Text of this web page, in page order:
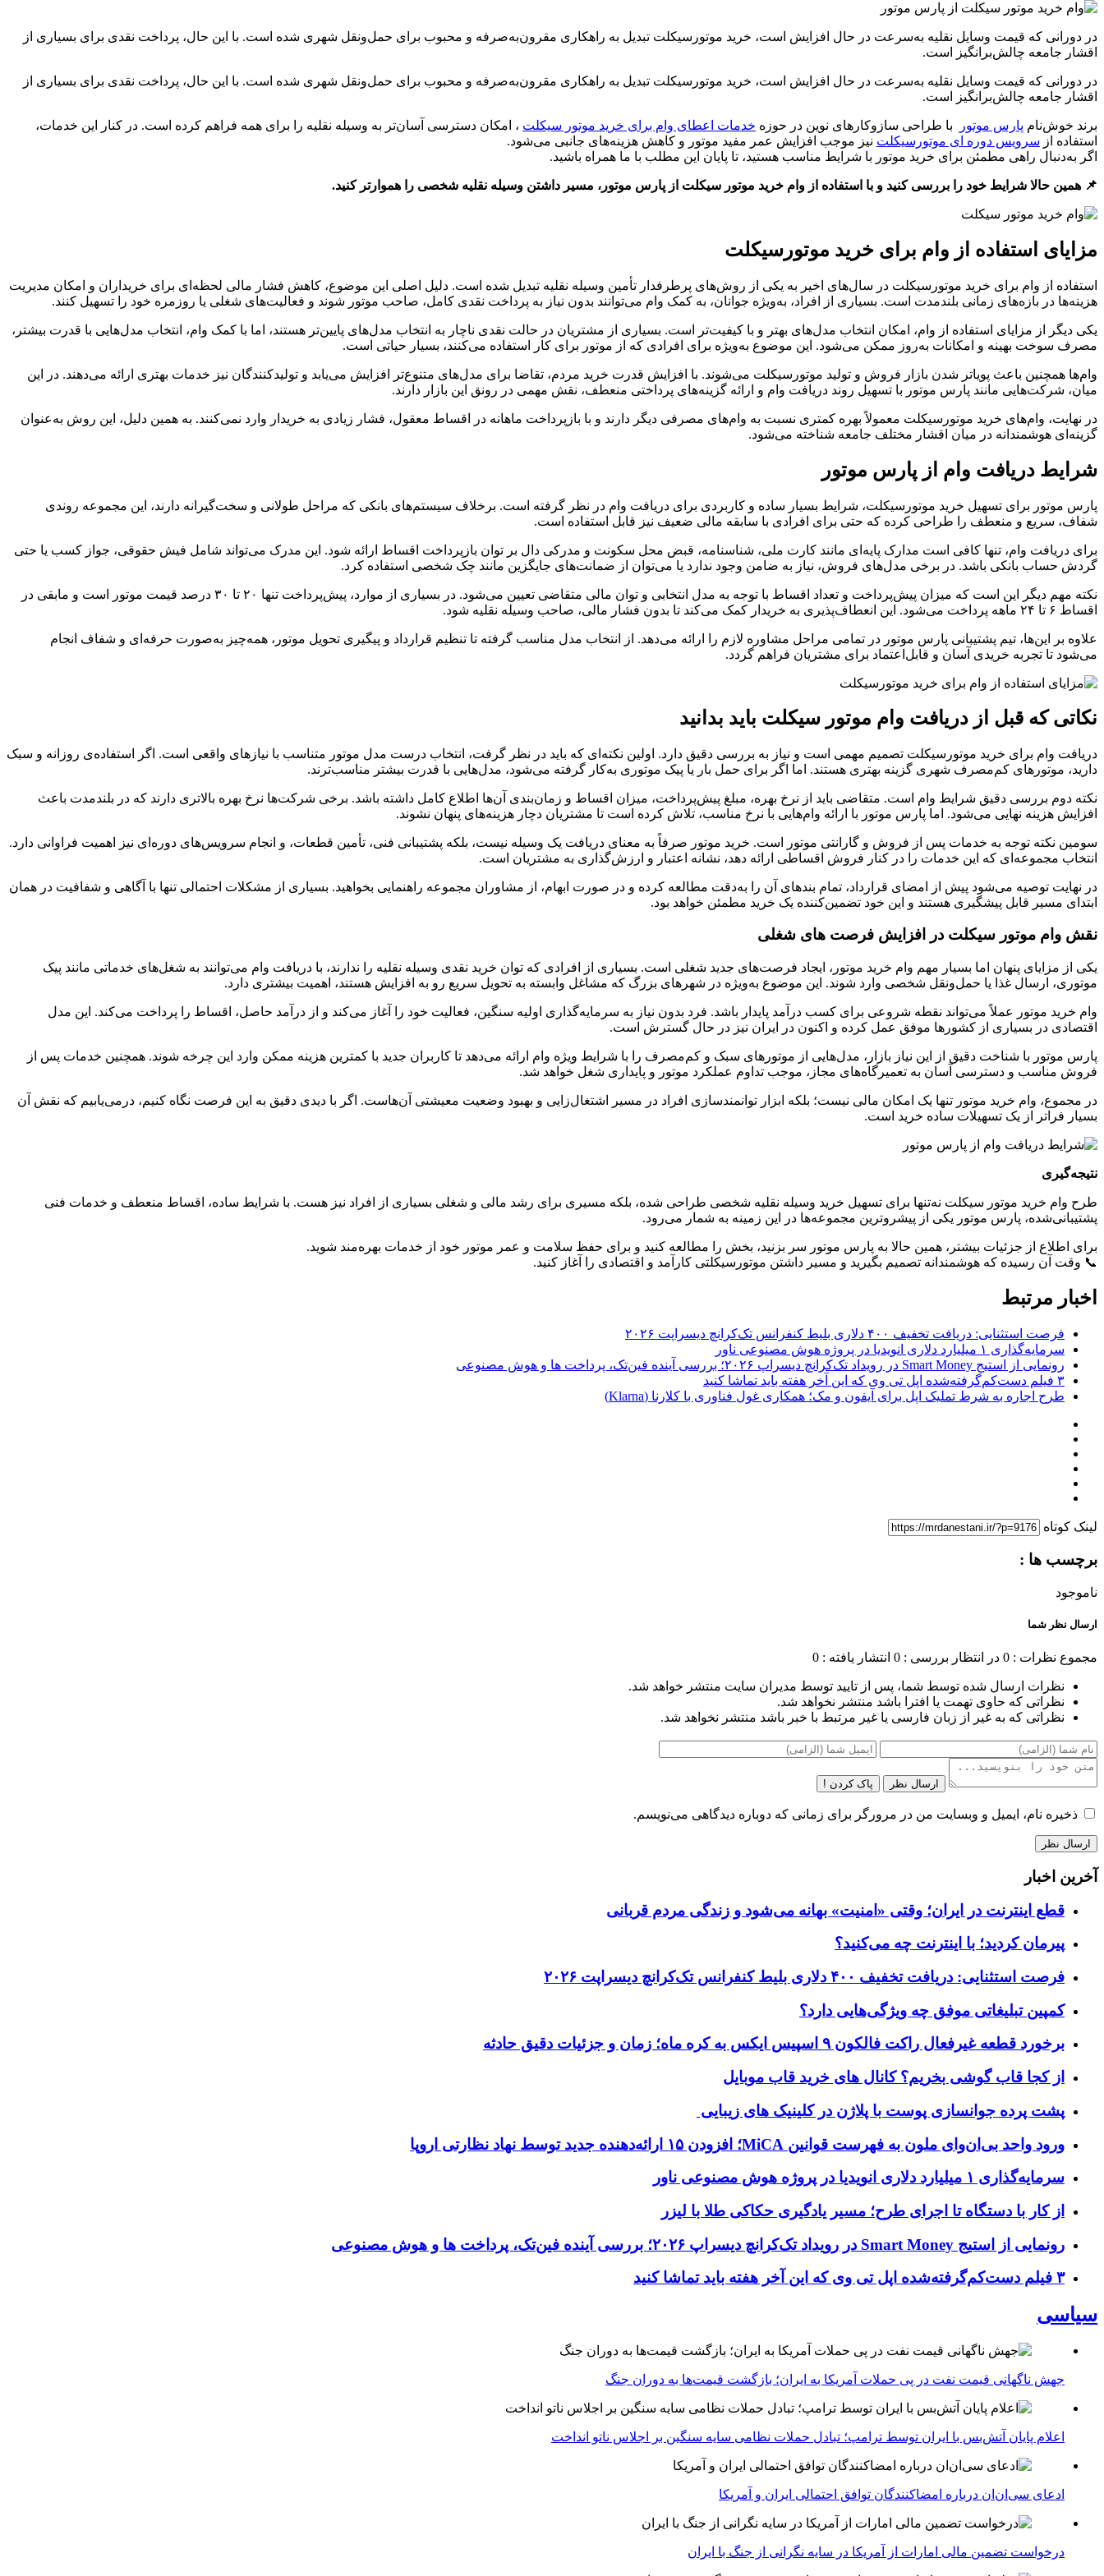
در دورانی که قیمت وسایل نقلیه به‌سرعت در حال افزایش است، خرید موتورسیکلت تبدیل به راهکاری مقرون‌به‌صرفه و محبوب برای حمل‌ونقل شهری شده است. با این حال، پرداخت نقدی برای بسیاری از
اقشار جامعه چالش‌برانگیز است.
در دورانی که قیمت وسایل نقلیه به‌سرعت در حال افزایش است، خرید موتورسیکلت تبدیل به راهکاری مقرون‌به‌صرفه و محبوب برای حمل‌ونقل شهری شده است. با این حال، پرداخت نقدی برای بسیاری از
اقشار جامعه چالش‌برانگیز است.
برند خوش‌نام پارس موتور با طراحی سازوکارهای نوین در حوزه خدمات اعطای وام برای خرید موتور سیکلت ، امکان دسترسی آسان‌تر به وسیله نقلیه را برای همه فراهم کرده است. در کنار این خدمات،
استفاده از سرویس دوره‌ ای موتورسیکلت نیز موجب افزایش عمر مفید موتور و کاهش هزینه‌های جانبی می‌شود.
اگر به‌دنبال راهی مطمئن برای خرید موتور با شرایط مناسب هستید، تا پایان این مطلب با ما همراه باشید.
📌 همین حالا شرایط خود را بررسی کنید و با استفاده از وام خرید موتور سیکلت از پارس موتور، مسیر داشتن وسیله نقلیه شخصی را هموارتر کنید.
مزایای استفاده از وام برای خرید موتورسیکلت
استفاده از وام برای خرید موتورسیکلت در سال‌های اخیر به یکی از روش‌های پرطرفدار تأمین وسیله نقلیه تبدیل شده است. دلیل اصلی این موضوع، کاهش فشار مالی لحظه‌ای برای خریداران و امکان مدیریت
هزینه‌ها در بازه‌های زمانی بلندمدت است. بسیاری از افراد، به‌ویژه جوانان، به کمک وام می‌توانند بدون نیاز به پرداخت نقدی کامل، صاحب موتور شوند و فعالیت‌های شغلی یا روزمره خود را تسهیل کنند.
یکی دیگر از مزایای استفاده از وام، امکان انتخاب مدل‌های بهتر و با کیفیت‌تر است. بسیاری از مشتریان در حالت نقدی ناچار به انتخاب مدل‌های پایین‌تر هستند، اما با کمک وام، انتخاب مدل‌هایی با قدرت بیشتر،
مصرف سوخت بهینه و امکانات به‌روز ممکن می‌شود. این موضوع به‌ویژه برای افرادی که از موتور برای کار استفاده می‌کنند، بسیار حیاتی است.
وام‌ها همچنین باعث پویاتر شدن بازار فروش و تولید موتورسیکلت می‌شوند. با افزایش قدرت خرید مردم، تقاضا برای مدل‌های متنوع‌تر افزایش می‌یابد و تولیدکنندگان نیز خدمات بهتری ارائه می‌دهند. در این
میان، شرکت‌هایی مانند پارس موتور با تسهیل روند دریافت وام و ارائه گزینه‌های پرداختی منعطف، نقش مهمی در رونق این بازار دارند.
در نهایت، وام‌های خرید موتورسیکلت معمولاً بهره کمتری نسبت به وام‌های مصرفی دیگر دارند و با بازپرداخت ماهانه در اقساط معقول، فشار زیادی به خریدار وارد نمی‌کنند. به همین دلیل، این روش به‌عنوان
گزینه‌ای هوشمندانه در میان اقشار مختلف جامعه شناخته می‌شود.
شرایط دریافت وام از پارس موتور
پارس موتور برای تسهیل خرید موتورسیکلت، شرایط بسیار ساده و کاربردی برای دریافت وام در نظر گرفته است. برخلاف سیستم‌های بانکی که مراحل طولانی و سخت‌گیرانه دارند، این مجموعه روندی
شفاف، سریع و منعطف را طراحی کرده که حتی برای افرادی با سابقه مالی ضعیف نیز قابل استفاده است.
برای دریافت وام، تنها کافی است مدارک پایه‌ای مانند کارت ملی، شناسنامه، قبض محل سکونت و مدرکی دال بر توان بازپرداخت اقساط ارائه شود. این مدرک می‌تواند شامل فیش حقوقی، جواز کسب یا حتی
گردش حساب بانکی باشد. در برخی مدل‌های فروش، نیاز به ضامن وجود ندارد یا می‌توان از ضمانت‌های جایگزین مانند چک شخصی استفاده کرد.
نکته مهم دیگر این است که میزان پیش‌پرداخت و تعداد اقساط با توجه به مدل انتخابی و توان مالی متقاضی تعیین می‌شود. در بسیاری از موارد، پیش‌پرداخت تنها ۲۰ تا ۳۰ درصد قیمت موتور است و مابقی در
اقساط ۶ تا ۲۴ ماهه پرداخت می‌شود. این انعطاف‌پذیری به خریدار کمک می‌کند تا بدون فشار مالی، صاحب وسیله نقلیه شود.
علاوه بر این‌ها، تیم پشتیبانی پارس موتور در تمامی مراحل مشاوره لازم را ارائه می‌دهد. از انتخاب مدل مناسب گرفته تا تنظیم قرارداد و پیگیری تحویل موتور، همه‌چیز به‌صورت حرفه‌ای و شفاف انجام
می‌شود تا تجربه خریدی آسان و قابل‌اعتماد برای مشتریان فراهم گردد.
نکاتی که قبل از دریافت وام موتور سیکلت باید بدانید
دریافت وام برای خرید موتورسیکلت تصمیم مهمی است و نیاز به بررسی دقیق دارد. اولین نکته‌ای که باید در نظر گرفت، انتخاب درست مدل موتور متناسب با نیازهای واقعی است. اگر استفاده‌ی روزانه و سبک
دارید، موتورهای کم‌مصرف شهری گزینه بهتری هستند. اما اگر برای حمل بار یا پیک موتوری به‌کار گرفته می‌شود، مدل‌هایی با قدرت بیشتر مناسب‌ترند.
نکته دوم بررسی دقیق شرایط وام است. متقاضی باید از نرخ بهره، مبلغ پیش‌پرداخت، میزان اقساط و زمان‌بندی آن‌ها اطلاع کامل داشته باشد. برخی شرکت‌ها نرخ بهره بالاتری دارند که در بلندمدت باعث
افزایش هزینه نهایی می‌شود. اما پارس موتور با ارائه وام‌هایی با نرخ مناسب، تلاش کرده است تا مشتریان دچار هزینه‌های پنهان نشوند.
سومین نکته توجه به خدمات پس از فروش و گارانتی موتور است. خرید موتور صرفاً به معنای دریافت یک وسیله نیست، بلکه پشتیبانی فنی، تأمین قطعات، و انجام سرویس‌های دوره‌ای نیز اهمیت فراوانی دارد.
انتخاب مجموعه‌ای که این خدمات را در کنار فروش اقساطی ارائه دهد، نشانه اعتبار و ارزش‌گذاری به مشتریان است.
در نهایت توصیه می‌شود پیش از امضای قرارداد، تمام بندهای آن را به‌دقت مطالعه کرده و در صورت ابهام، از مشاوران مجموعه راهنمایی بخواهید. بسیاری از مشکلات احتمالی تنها با آگاهی و شفافیت در همان
ابتدای مسیر قابل پیشگیری هستند و این خود تضمین‌کننده یک خرید مطمئن خواهد بود.
نقش وام موتور سیکلت در افزایش فرصت‌ های شغلی
یکی از مزایای پنهان اما بسیار مهم وام خرید موتور، ایجاد فرصت‌های جدید شغلی است. بسیاری از افرادی که توان خرید نقدی وسیله نقلیه را ندارند، با دریافت وام می‌توانند به شغل‌های خدماتی مانند پیک
موتوری، ارسال غذا یا حمل‌ونقل شخصی وارد شوند. این موضوع به‌ویژه در شهرهای بزرگ که مشاغل وابسته به تحویل سریع رو به افزایش هستند، اهمیت بیشتری دارد.
وام خرید موتور عملاً می‌تواند نقطه شروعی برای کسب درآمد پایدار باشد. فرد بدون نیاز به سرمایه‌گذاری اولیه سنگین، فعالیت خود را آغاز می‌کند و از درآمد حاصل، اقساط را پرداخت می‌کند. این مدل
اقتصادی در بسیاری از کشورها موفق عمل کرده و اکنون در ایران نیز در حال گسترش است.
پارس موتور با شناخت دقیق از این نیاز بازار، مدل‌هایی از موتورهای سبک و کم‌مصرف را با شرایط ویژه وام ارائه می‌دهد تا کاربران جدید با کمترین هزینه ممکن وارد این چرخه شوند. همچنین خدمات پس از
فروش مناسب و دسترسی آسان به تعمیرگاه‌های مجاز، موجب تداوم عملکرد موتور و پایداری شغل خواهد شد.
در مجموع، وام خرید موتور تنها یک امکان مالی نیست؛ بلکه ابزار توانمندسازی افراد در مسیر اشتغال‌زایی و بهبود وضعیت معیشتی آن‌هاست. اگر با دیدی دقیق به این فرصت نگاه کنیم، درمی‌یابیم که نقش آن
بسیار فراتر از یک تسهیلات ساده خرید است.
نتیجه‌گیری
طرح وام خرید موتور سیکلت نه‌تنها برای تسهیل خرید وسیله نقلیه شخصی طراحی شده، بلکه مسیری برای رشد مالی و شغلی بسیاری از افراد نیز هست. با شرایط ساده، اقساط منعطف و خدمات فنی
پشتیبانی‌شده، پارس موتور یکی از پیشروترین مجموعه‌ها در این زمینه به شمار می‌رود.
برای اطلاع از جزئیات بیشتر، همین حالا به پارس موتور سر بزنید، بخش را مطالعه کنید و برای حفظ سلامت و عمر موتور خود از خدمات بهره‌مند شوید.
📞 وقت آن رسیده که هوشمندانه تصمیم بگیرید و مسیر داشتن موتورسیکلتی کارآمد و اقتصادی را آغاز کنید.
اخبار مرتبط
فرصت استثنایی: دریافت تخفیف ۴۰۰ دلاری بلیط کنفرانس تک‌کرانچ دیسراپت ۲۰۲۶
سرمایه‌گذاری ۱ میلیارد دلاری انویدیا در پروژه هوش مصنوعی ناور
رونمایی از استیج Smart Money در رویداد تک‌کرانچ دیسراپ ۲۰۲۶؛ بررسی آینده فین‌تک، پرداخت‌ ها و هوش مصنوعی
۳ فیلم دست‌کم‌گرفته‌شده اپل تی وی که این آخر هفته باید تماشا کنید
طرح اجاره به شرط تملیک اپل برای آیفون و مک؛ همکاری غول فناوری با کلارنا (Klarna)
لینک کوتاه
برچسب ها :
ناموجود
ارسال نظر شما
مجموع نظرات : 0 در انتظار بررسی : 0 انتشار یافته : 0
نظرات ارسال شده توسط شما، پس از تایید توسط مدیران سایت منتشر خواهد شد.
نظراتی که حاوی تهمت یا افترا باشد منتشر نخواهد شد.
نظراتی که به غیر از زبان فارسی یا غیر مرتبط با خبر باشد منتشر نخواهد شد.
ارسال نظر پاک کردن !
ذخیره نام، ایمیل و وبسایت من در مرورگر برای زمانی که دوباره دیدگاهی می‌نویسم.
آخرین اخبار
قطع اینترنت در ایران؛ وقتی «امنیت» بهانه می‌شود و زندگی مردم قربانی
پیرمان کردید؛ با اینترنت چه می‌کنید؟
فرصت استثنایی: دریافت تخفیف ۴۰۰ دلاری بلیط کنفرانس تک‌کرانچ دیسراپت ۲۰۲۶
کمپین تبلیغاتی موفق چه ویژگی‌هایی دارد؟
برخورد قطعه غیرفعال راکت فالکون ۹ اسپیس ایکس به کره ماه؛ زمان و جزئیات دقیق حادثه
از کجا قاب گوشی بخریم؟ کانال های خرید قاب موبایل
پشت پرده جوانسازی پوست با پلاژن در کلینیک های زیبایی
ورود واحد بی‌ان‌وای ملون به فهرست قوانین MiCA؛ افزودن ۱۵ ارائه‌دهنده جدید توسط نهاد نظارتی اروپا
سرمایه‌گذاری ۱ میلیارد دلاری انویدیا در پروژه هوش مصنوعی ناور
از کار با دستگاه تا اجرای طرح؛ مسیر یادگیری حکاکی طلا با لیزر
رونمایی از استیج Smart Money در رویداد تک‌کرانچ دیسراپ ۲۰۲۶؛ بررسی آینده فین‌تک، پرداخت‌ ها و هوش مصنوعی
۳ فیلم دست‌کم‌گرفته‌شده اپل تی وی که این آخر هفته باید تماشا کنید
سیاسی
جهش ناگهانی قیمت نفت در پی حملات آمریکا به ایران؛ بازگشت قیمت‌ها به دوران جنگ
اعلام پایان آتش‌بس با ایران توسط ترامپ؛ تبادل حملات نظامی سایه سنگین بر اجلاس ناتو انداخت
ادعای سی‌ان‌ان درباره امضاکنندگان توافق احتمالی ایران و آمریکا
درخواست تضمین مالی امارات از آمریکا در سایه نگرانی از جنگ با ایران